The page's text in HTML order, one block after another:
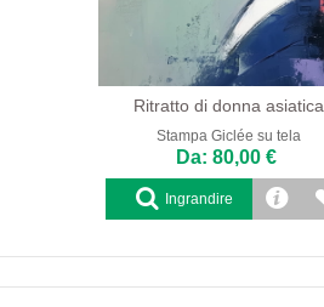
Ritratto di donna asiatica
Stampa Giclée su tela
Da: 80,00 €
Ingrandire